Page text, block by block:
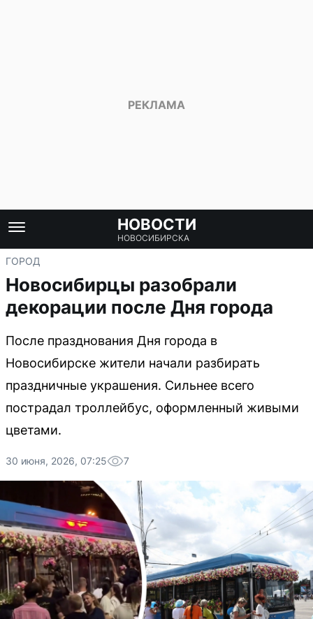
НОВОСТИ
НОВОСИБИРСКА
ГОРОД
Новосибирцы разобрали
декорации после Дня города
После празднования Дня города в
Новосибирске жители начали разбирать
праздничные украшения. Сильнее всего
пострадал троллейбус, оформленный живыми
цветами.
30 июня, 2026, 07:25 7